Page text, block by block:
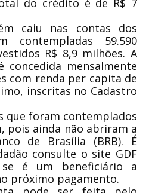
do crédito é de R$ 7
caiu nas contas dos
contempladas 59.590
R$ 8,9 milhões. A
concedida mensalmente
com renda per capita de
inscritas no Cadastro
que foram contemplados
pois ainda não abriram a
de Brasília (BRB). É
consulte o site GDF
é um beneficiário a
próximo pagamento.